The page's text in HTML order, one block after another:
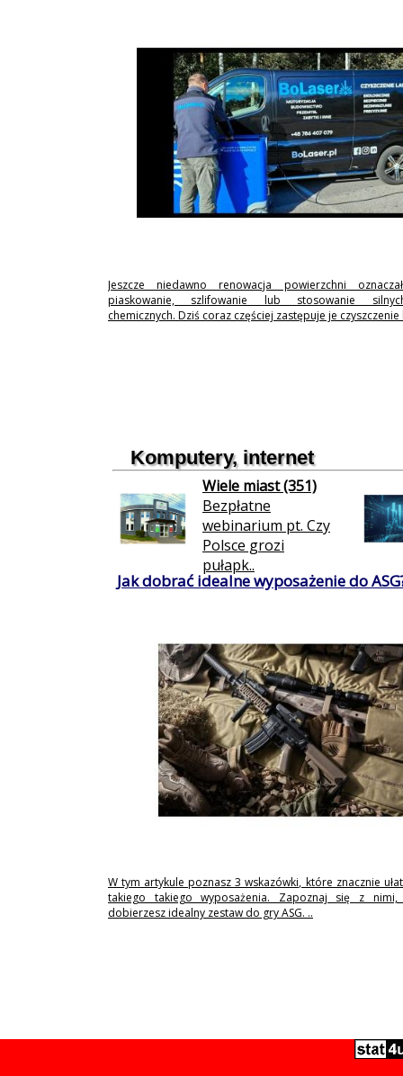
Jeszcze niedawno renowacja powierzchni
piaskowanie, szlifowanie lub stosowanie
chemicznych. Dziś coraz częściej zastępuje je
Komputery, internet
Wiele miast (351)
Bezpłatne
webinarium pt. Czy
Polsce grozi
pułapk..
Jak dobrać idealne wyposażenie do
W tym artykule poznasz 3 wskazówki, które znacznie
takiego takiego wyposażenia. Zapoznaj się z
dobierzesz idealny zestaw do gry ASG. ..